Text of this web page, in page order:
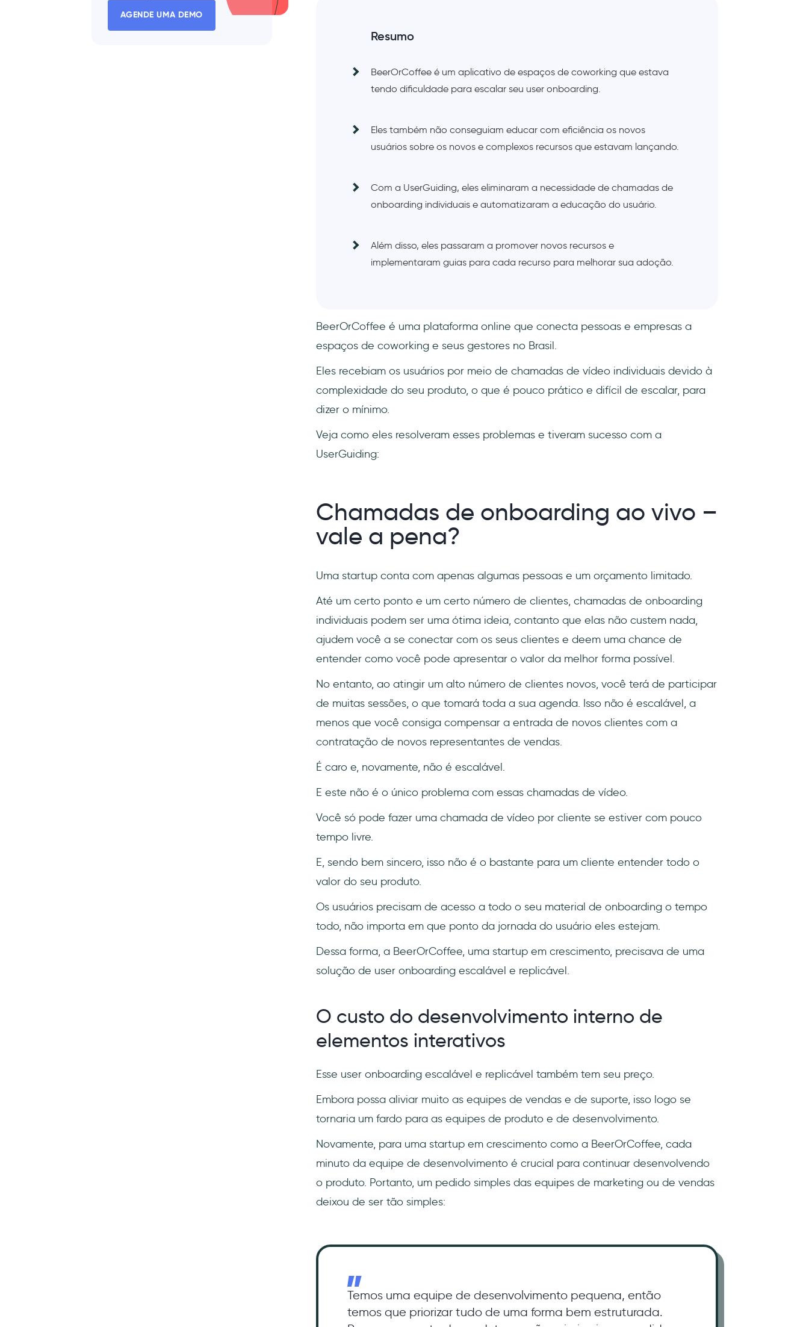
AGENDE UMA DEMO
Resumo
BeerOrCoffee é um aplicativo de espaços de coworking que estava
tendo dificuldade para escalar seu user onboarding.
Eles também não conseguiam educar com eficiência os novos
usuários sobre os novos e complexos recursos que estavam lançando.
Com a UserGuiding, eles eliminaram a necessidade de chamadas de
onboarding individuais e automatizaram a educação do usuário.
Além disso, eles passaram a promover novos recursos e
implementaram guias para cada recurso para melhorar sua adoção.
BeerOrCoffee é uma plataforma online que conecta pessoas e empresas a
espaços de coworking e seus gestores no Brasil.
Eles recebiam os usuários por meio de chamadas de vídeo individuais devido à
complexidade do seu produto, o que é pouco prático e difícil de escalar, para
dizer o mínimo.
Veja como eles resolveram esses problemas e tiveram sucesso com a
UserGuiding:
Chamadas de onboarding ao vivo –
vale a pena?
Uma startup conta com apenas algumas pessoas e um orçamento limitado.
Até um certo ponto e um certo número de clientes, chamadas de onboarding
individuais podem ser uma ótima ideia, contanto que elas não custem nada,
ajudem você a se conectar com os seus clientes e deem uma chance de
entender como você pode apresentar o valor da melhor forma possível.
No entanto, ao atingir um alto número de clientes novos, você terá de participar
de muitas sessões, o que tomará toda a sua agenda. Isso não é escalável, a
menos que você consiga compensar a entrada de novos clientes com a
contratação de novos representantes de vendas.
É caro e, novamente, não é escalável.
E este não é o único problema com essas chamadas de vídeo.
Você só pode fazer uma chamada de vídeo por cliente se estiver com pouco
tempo livre.
E, sendo bem sincero, isso não é o bastante para um cliente entender todo o
valor do seu produto.
Os usuários precisam de acesso a todo o seu material de onboarding o tempo
todo, não importa em que ponto da jornada do usuário eles estejam.
Dessa forma, a BeerOrCoffee, uma startup em crescimento, precisava de uma
solução de user onboarding escalável e replicável.
O custo do desenvolvimento interno de
elementos interativos
Esse user onboarding escalável e replicável também tem seu preço.
Embora possa aliviar muito as equipes de vendas e de suporte, isso logo se
tornaria um fardo para as equipes de produto e de desenvolvimento.
Novamente, para uma startup em crescimento como a BeerOrCoffee, cada
minuto da equipe de desenvolvimento é crucial para continuar desenvolvendo
o produto. Portanto, um pedido simples das equipes de marketing ou de vendas
deixou de ser tão simples:
Temos uma equipe de desenvolvimento pequena, então
temos que priorizar tudo de uma forma bem estruturada.